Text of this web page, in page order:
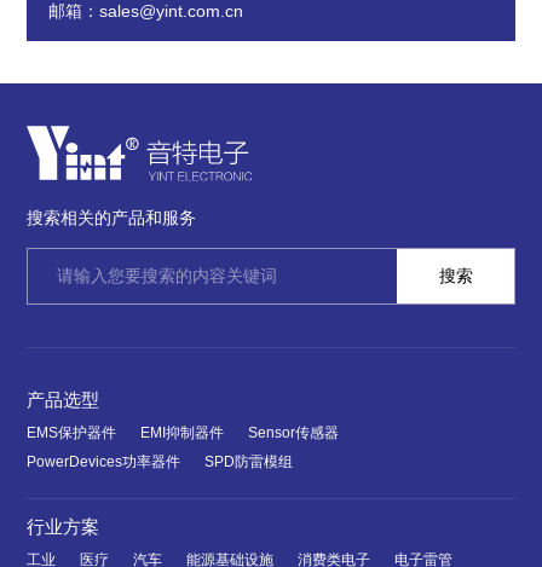
邮箱：sales@yint.com.cn
搜索相关的产品和服务
产品选型
EMS保护器件 EMI抑制器件
Sensor传感器
PowerDevices功率器件
SPD防雷模组
行业方案
工业 医疗 汽车 能源基础设施 消费类电子 电子雷管